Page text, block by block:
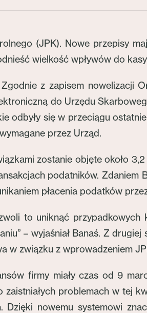
(JPK). Nowe przepisy
wielkość wpływów do
z zapisem nowelizacji
do Urzędu
odbyły się w przeciągu
przez Urząd.
zostanie objęte około
podatników. Zdaniem
płacenia podatków
to uniknąć przypadkowych
– wyjaśniał Banaś. Z
w związku z wprowadzeniem
firmy miały czas od 9
problemach w tej
nowemu systemowi